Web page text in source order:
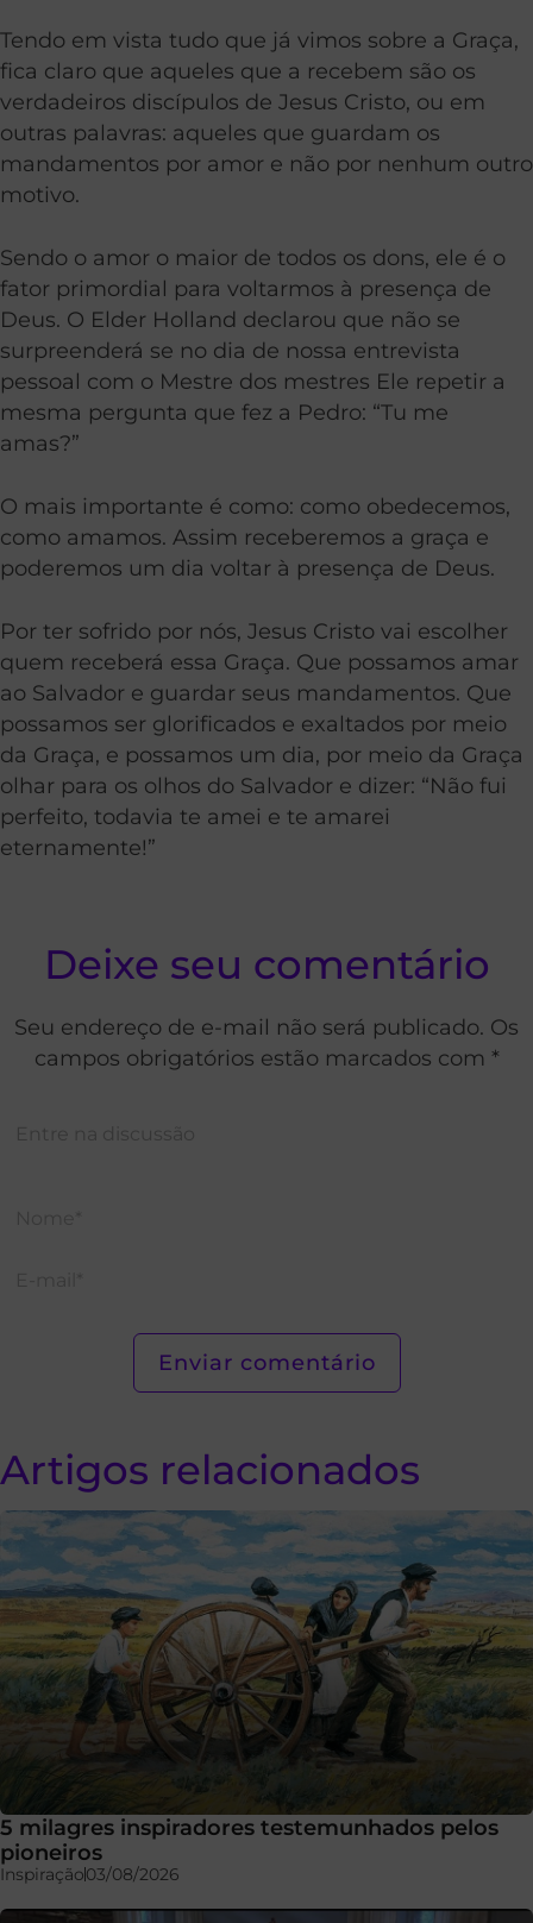
Tendo em vista tudo que já vimos sobre a Graça,
fica claro que aqueles que a recebem são os
verdadeiros discípulos de Jesus Cristo, ou em
outras palavras: aqueles que guardam os
mandamentos por amor e não por nenhum outro
motivo.
Sendo o amor o maior de todos os dons, ele é o
fator primordial para voltarmos à presença de
Deus. O Elder Holland declarou que não se
surpreenderá se no dia de nossa entrevista
pessoal com o Mestre dos mestres Ele repetir a
mesma pergunta que fez a Pedro: “Tu me
amas?”
O mais importante é como: como obedecemos,
como amamos. Assim receberemos a graça e
poderemos um dia voltar à presença de Deus.
Por ter sofrido por nós, Jesus Cristo vai escolher
quem receberá essa Graça. Que possamos amar
ao Salvador e guardar seus mandamentos. Que
possamos ser glorificados e exaltados por meio
da Graça, e possamos um dia, por meio da Graça
olhar para os olhos do Salvador e dizer: “Não fui
perfeito, todavia te amei e te amarei
eternamente!”
Deixe seu comentário
Seu endereço de e-mail não será publicado. Os
campos obrigatórios estão marcados com *
Artigos relacionados
5 milagres inspiradores testemunhados pelos
pioneiros
Inspiração03/08/2026